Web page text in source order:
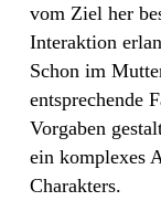
vom Ziel her
Interaktion
Schon im
entsprechende
Vorgaben
ein komplexes
Charakters.